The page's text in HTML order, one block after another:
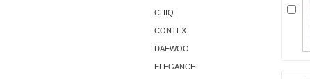
CHIQ
CONTEX
DAEWOO
ELEGANCE